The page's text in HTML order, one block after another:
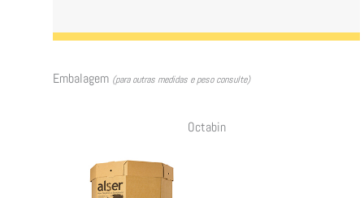
Embalagem (para outras medidas e peso consulte)
Octabin